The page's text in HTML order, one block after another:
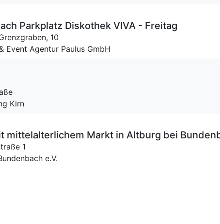
Parkplatz Diskothek VIVA - Freitag
10
Event Agentur Paulus GmbH
Kirn
mittelalterlichem Markt in Altburg bei
1
e.V.